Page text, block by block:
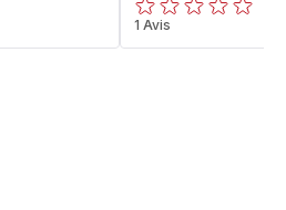
ratings.0
1 Avis